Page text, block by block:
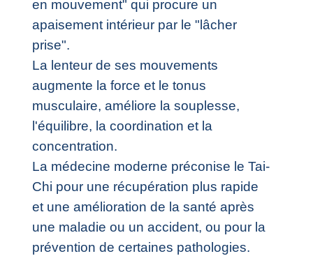
en mouvement" qui procure un
apaisement intérieur par le "lâcher
prise".
La lenteur de ses mouvements
augmente la force et le tonus
musculaire, améliore la souplesse,
l'équilibre, la coordination et la
concentration.
La médecine moderne préconise le Tai-
Chi pour une récupération plus rapide
et une amélioration de la santé après
une maladie ou un accident, ou pour la
prévention de certaines pathologies.